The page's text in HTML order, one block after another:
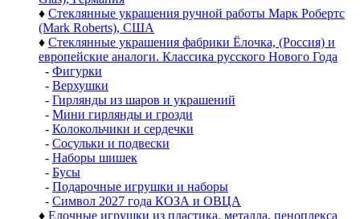
♦ Стеклянные украшения ручной работы Марк Робертс
(Mark Roberts), США
♦ Стеклянные украшения фабрики Ёлочка, (Россия) и
европейские аналоги. Классика русского Нового Года
- Фигурки
- Верхушки
- Гирлянды из шаров и украшений
- Мини гирлянды и грозди
- Колокольчики и сердечки
- Сосульки и подвески
- Наборы шишек
- Бусы
- Подарочные игрушки и наборы
- Символ 2027 года КОЗА и ОВЦА
♦ Елочные игрушки из пластика, металла, пеноплекса